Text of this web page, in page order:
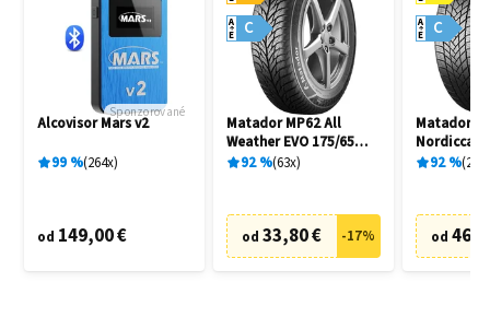
Sponzorované
Alcovisor Mars v2
99% 264x
od 149,00 €
C
A
E
Matador MP62 All
Weather EVO 175/65
R14 82T
92% 63x
od 33,80 € -17%
C
A
E
Matador
Nordicca
91H
92% 241
od